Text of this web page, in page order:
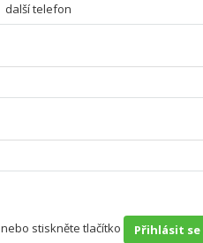
další telefon
nebo stiskněte tlačítko Přihlásit